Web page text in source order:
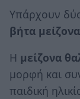
Υπάρχουν
βήτα μείζονα
Η μείζονα
μορφή και
παιδική